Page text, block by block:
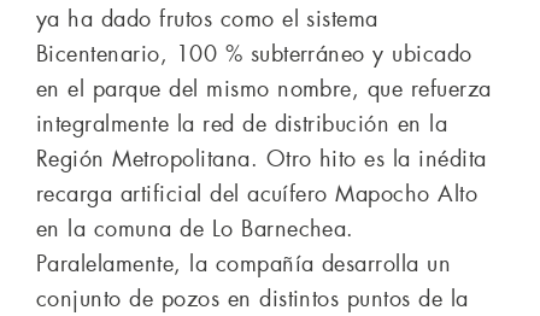
ya ha dado frutos como el sistema
Bicentenario, 100 % subterráneo y ubicado
en el parque del mismo nombre, que refuerza
integralmente la red de distribución en la
Región Metropolitana. Otro hito es la inédita
recarga artificial del acuífero Mapocho Alto
en la comuna de Lo Barnechea.
Paralelamente, la compañía desarrolla un
conjunto de pozos en distintos puntos de la